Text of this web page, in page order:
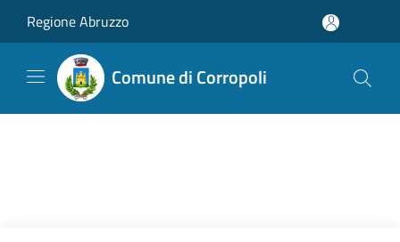
Regione Abruzzo
Comune di Corropoli